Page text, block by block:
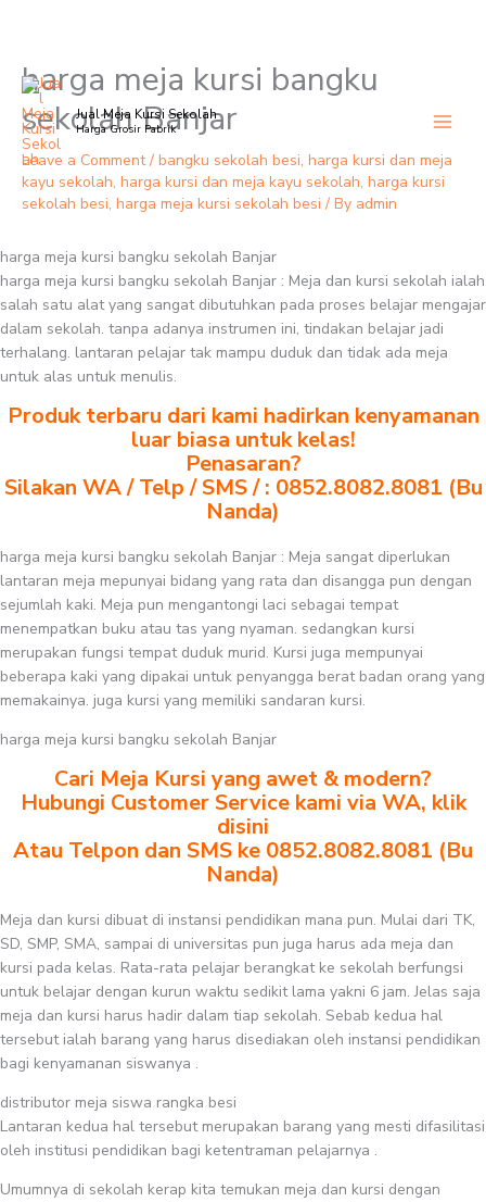
Skip
content
Jual Meja Kursi Sekolah
Harga Grosir Pabrik
harga meja kursi bangku
sekolah Banjar
Leave a Comment / bangku sekolah besi, harga kursi dan meja
kayu sekolah, harga kursi dan meja kayu sekolah, harga kursi
sekolah besi, harga meja kursi sekolah besi / By admin
harga meja kursi bangku sekolah Banjar
harga meja kursi bangku sekolah Banjar : Meja dan kursi sekolah ialah
salah satu alat yang sangat dibutuhkan pada proses belajar mengajar
dalam sekolah. tanpa adanya instrumen ini, tindakan belajar jadi
terhalang. lantaran pelajar tak mampu duduk dan tidak ada meja
untuk alas untuk menulis.
Produk terbaru dari kami hadirkan kenyamanan
luar biasa untuk kelas!
Penasaran?
Silakan WA / Telp / SMS / : 0852.8082.8081 (Bu
Nanda)
harga meja kursi bangku sekolah Banjar : Meja sangat diperlukan
lantaran meja mepunyai bidang yang rata dan disangga pun dengan
sejumlah kaki. Meja pun mengantongi laci sebagai tempat
menempatkan buku atau tas yang nyaman. sedangkan kursi
merupakan fungsi tempat duduk murid. Kursi juga mempunyai
beberapa kaki yang dipakai untuk penyangga berat badan orang yang
memakainya. juga kursi yang memiliki sandaran kursi.
harga meja kursi bangku sekolah Banjar
Cari Meja Kursi yang awet & modern?
Hubungi Customer Service kami via WA, klik
disini
Atau Telpon dan SMS ke 0852.8082.8081 (Bu
Nanda)
Meja dan kursi dibuat di instansi pendidikan mana pun. Mulai dari TK,
SD, SMP, SMA, sampai di universitas pun juga harus ada meja dan
kursi pada kelas. Rata-rata pelajar berangkat ke sekolah berfungsi
untuk belajar dengan kurun waktu sedikit lama yakni 6 jam. Jelas saja
meja dan kursi harus hadir dalam tiap sekolah. Sebab kedua hal
tersebut ialah barang yang harus disediakan oleh instansi pendidikan
bagi kenyamanan siswanya .
distributor meja siswa rangka besi
Lantaran kedua hal tersebut merupakan barang yang mesti difasilitasi
oleh institusi pendidikan bagi ketentraman pelajarnya .
Umumnya di sekolah kerap kita temukan meja dan kursi dengan